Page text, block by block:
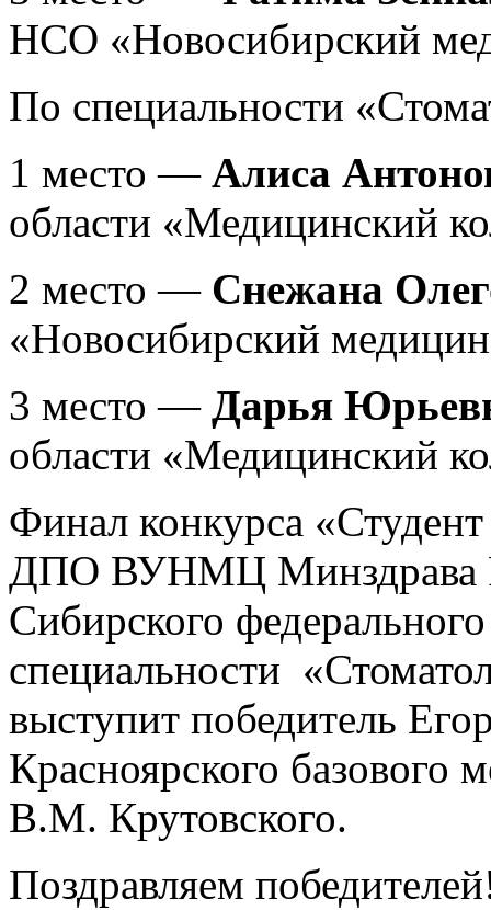
НСО «Новосибирский
По специальности
1 место — Алиса
области «Медицинский
2 место — Снежана
«Новосибирский
3 место — Дарья
области «Медицинский
Финал конкурса
ДПО ВУНМЦ Минздрава
Сибирского
специальности
выступит победитель
Красноярского базового
В.М. Крутовского.
Поздравляем